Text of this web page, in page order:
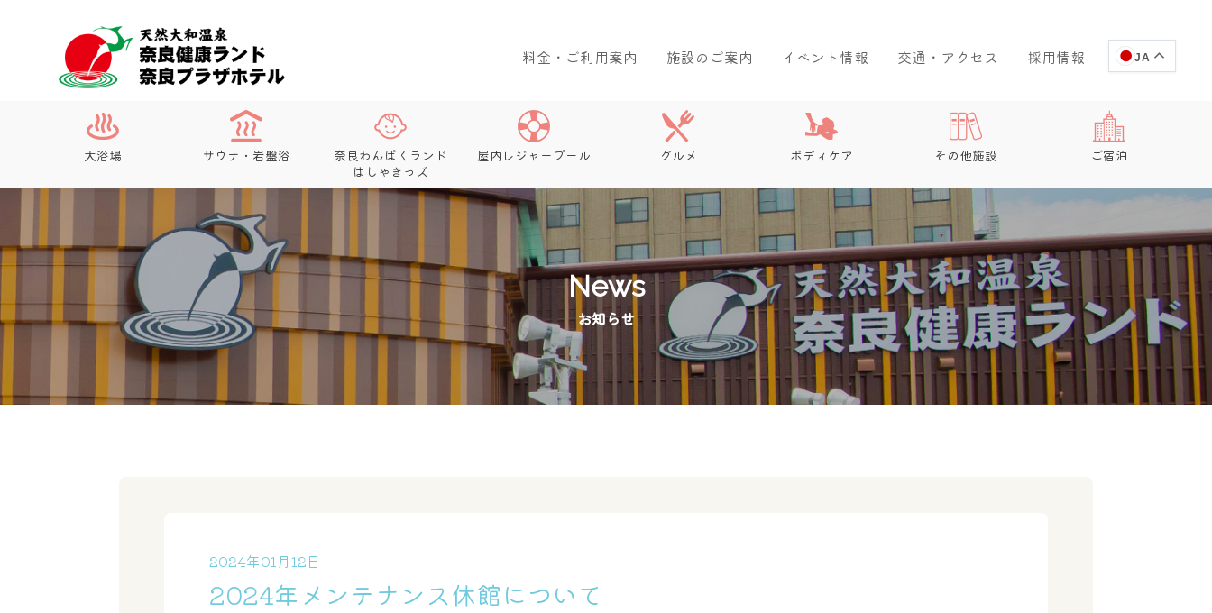
料金・ご利用案内 施設のご案内 イベント情報 交通・アクセス 採用情報 JA
大浴場 サウナ・岩盤浴
奈良わんぱくランド
はしゃきっズ
屋内レジャープール グルメ ボディケア その他施設 ご宿泊
News
お知らせ
2024年01月12日
2024年メンテナンス休館について